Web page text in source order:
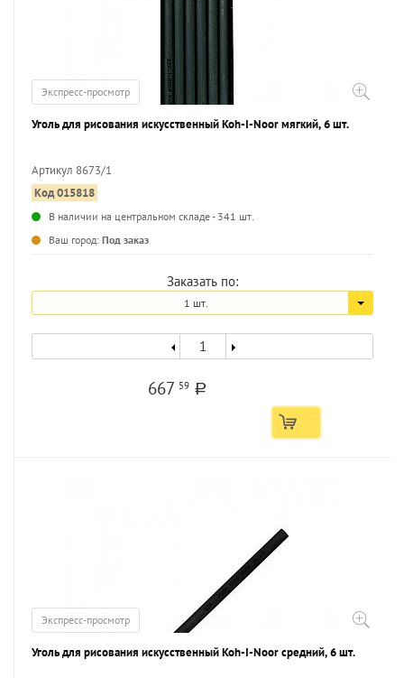
Экспресс-просмотр
Уголь для рисования искусственный Koh-I-Noor мягкий, 6 шт.
Артикул 8673/1
Код 015818
В наличии на центральном складе - 341 шт.
Ваш город: Под заказ
Заказать по:
1 шт.
667 59 a
Экспресс-просмотр
Уголь для рисования искусственный Koh-I-Noor средний, 6 шт.